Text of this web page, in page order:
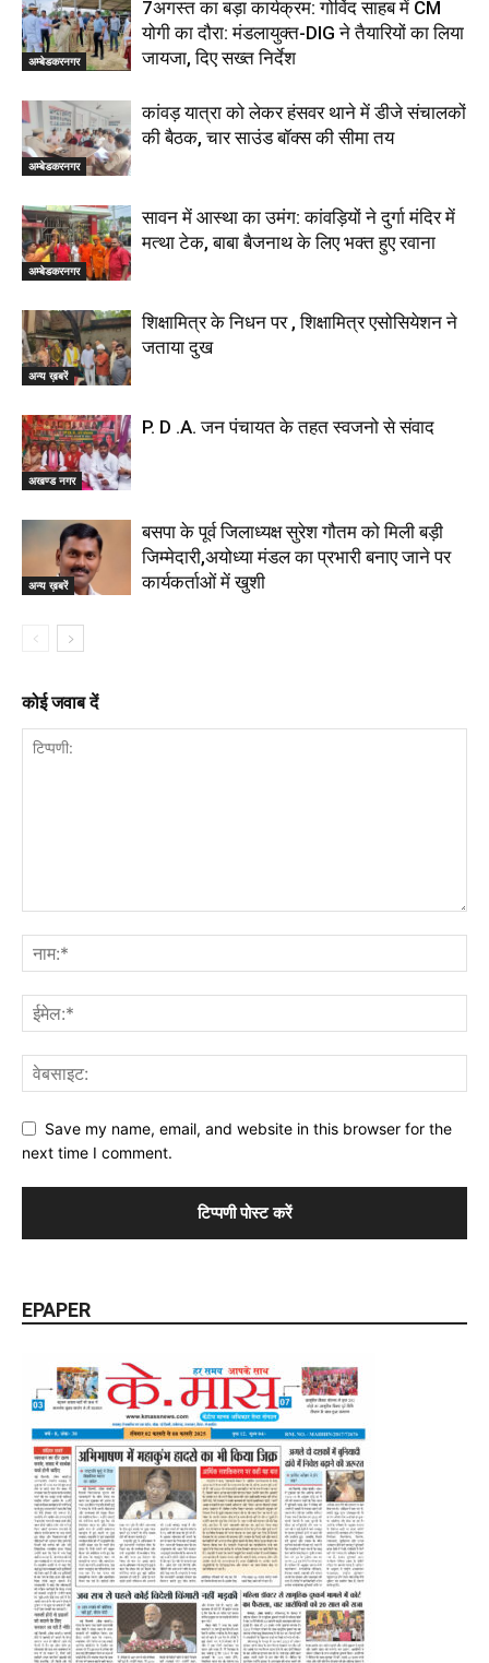
अम्बेडकरनगर
7अगस्त का बड़ा कार्यक्रम: गोविंद साहब में CM
योगी का दौरा: मंडलायुक्त-DIG ने तैयारियों का लिया
जायजा, दिए सख्त निर्देश
अम्बेडकरनगर
कांवड़ यात्रा को लेकर हंसवर थाने में डीजे संचालकों
की बैठक, चार साउंड बॉक्स की सीमा तय
अम्बेडकरनगर
सावन में आस्था का उमंग: कांवड़ियों ने दुर्गा मंदिर में
मत्था टेक, बाबा बैजनाथ के लिए भक्त हुए रवाना
अन्य ख़बरें
शिक्षामित्र के निधन पर , शिक्षामित्र एसोसियेशन ने
जताया दुख
अखण्ड नगर
P. D .A. जन पंचायत के तहत स्वजनो से संवाद
अन्य ख़बरें
बसपा के पूर्व जिलाध्यक्ष सुरेश गौतम को मिली बड़ी
जिम्मेदारी,अयोध्या मंडल का प्रभारी बनाए जाने पर
कार्यकर्ताओं में खुशी
कोई जवाब दें
Save my name, email, and website in this browser for the
next time I comment.
EPAPER